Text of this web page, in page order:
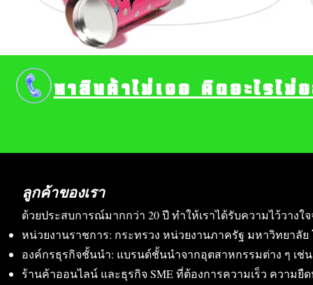
ลูกค้าของเรา
ด้วยประสบการณ์มากกว่า 20 ปี ทำให้เราได้รับความไว้วา
หน่วยงานราชการ: กระทรวง หน่วยงานภาครัฐ มหาวิทยาลัย
องค์กรธุรกิจชั้นนำ: แบรนด์ชั้นนำจากอุตสาหกรรมต่าง ๆ เช่
ร้านค้าออนไลน์ และธุรกิจ SME ที่ต้องการความเร็ว ความยื
หาสินค้าไม่เจอ คิดอะไรไ